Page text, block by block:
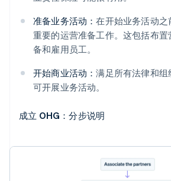
准备业务活动：在开始业务活动
重要的运营准备工作。这包括布
备和雇用员工。
开始商业活动：满足所有法律和
可开展业务活动。
成立 OHG：分步说明